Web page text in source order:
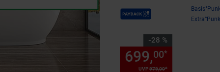
Payback Punkte
-28 %
Sie Sparen 28 Prozent,
UVP979,00*
699,00*